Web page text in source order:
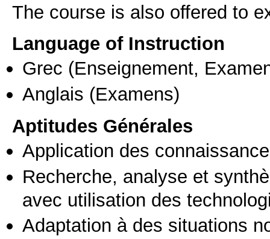
The course is also offered to
Language of Instruction
Grec (Enseignement,
Anglais (Examens)
Aptitudes Générales
Application des
Recherche, analyse et
avec utilisation des
Adaptation à des situations